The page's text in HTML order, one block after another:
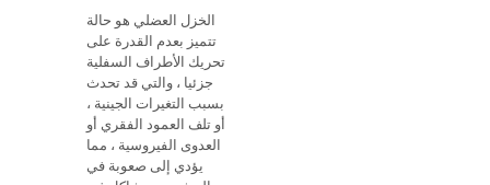
الخزل العضلي هو حالة
تتميز بعدم القدرة على
تحريك الأطراف السفلية
جزئيا ، والتي قد تحدث
بسبب التغيرات الجينية ،
أو تلف العمود الفقري أو
العدوى الفيروسية ، مما
يؤدي إلى صعوبة في